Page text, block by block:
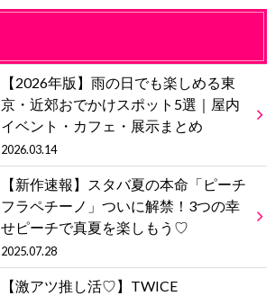
【2026年版】雨の日でも楽しめる東
京・近郊おでかけスポット5選｜屋内
イベント・カフェ・展示まとめ
2026.03.14
【新作速報】スタバ夏の本命「ピーチ
フラペチーノ」ついに解禁！3つの幸
せピーチで真夏を楽しもう♡
2025.07.28
【激アツ推し活♡】TWICE